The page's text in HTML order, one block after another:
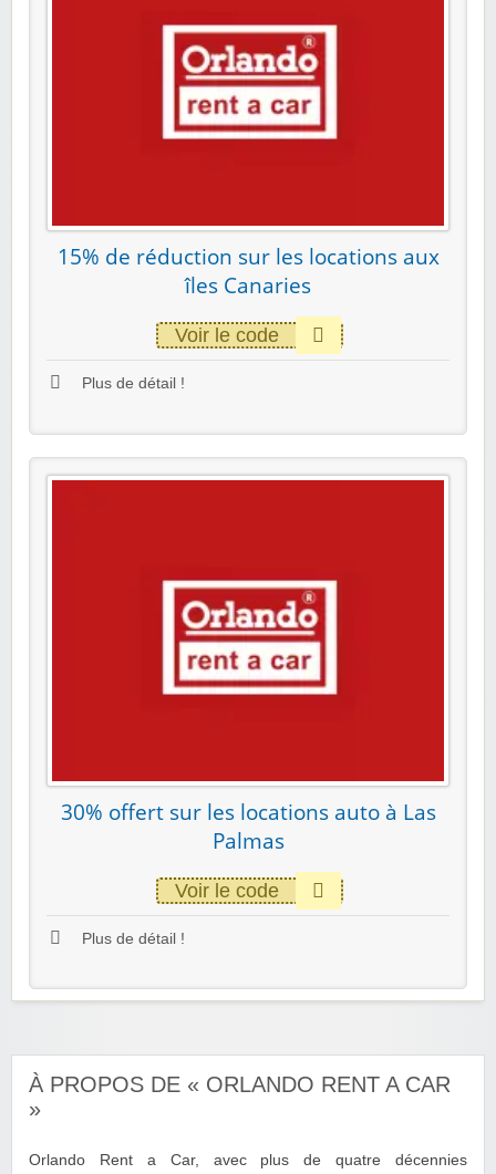
15% de réduction sur les locations aux
îles Canaries
Voir le code
Plus de détail !
30% offert sur les locations auto à Las
Palmas
Voir le code
Plus de détail !
À PROPOS DE « ORLANDO RENT A CAR
»
Orlando Rent a Car, avec plus de quatre décennies